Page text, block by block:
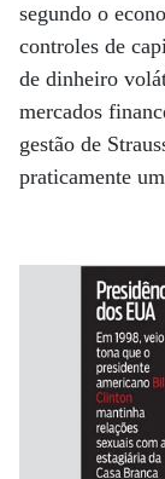
segundo o
controles de
de dinheiro
mercados
gestão de
praticamente